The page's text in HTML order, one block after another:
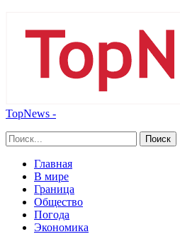
TopNews -
Главная
В мире
Граница
Общество
Погода
Экономика